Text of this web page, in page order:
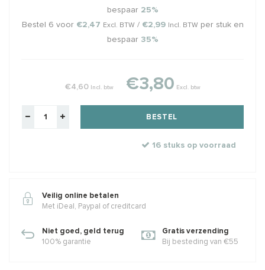
bespaar 25%
Bestel 6 voor €2,47 Excl. BTW / €2,99 Incl. BTW per stuk en
bespaar 35%
€4,60 Incl. btw €3,80 Excl. btw
BESTEL
16 stuks op voorraad
Veilig online betalen
Met iDeal, Paypal of creditcard
Niet goed, geld terug
100% garantie
Gratis verzending
Bij besteding van €55